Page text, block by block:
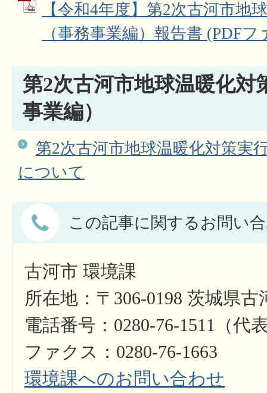
【令和4年度】第2次古河市地
（事務事業編）報告書 (PDF
第2次古河市地球温暖化対
事業編）
第2次古河市地球温暖化対策実
について
この記事に関するお問い
古河市 環境課
所在地：〒306-0198 茨城県古
電話番号：0280-76-1511（代
ファクス：0280-76-1663
環境課へのお問い合わせ